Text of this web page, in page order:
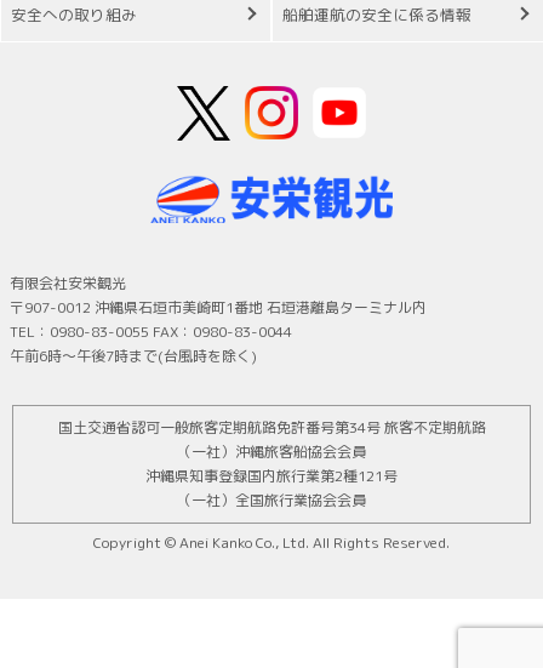
安全への取り組み 船舶運航の安全に係る情報
有限会社安栄観光
〒907-0012 沖縄県石垣市美崎町1番地 石垣港離島ターミナル内
TEL：0980-83-0055 FAX：0980-83-0044
午前6時～午後7時まで(台風時を除く)
国土交通省認可一般旅客定期航路免許番号第34号 旅客不定期航路
（一社）沖縄旅客船協会会員
沖縄県知事登録国内旅行業第2種121号
（一社）全国旅行業協会会員
Copyright © Anei Kanko Co., Ltd. All Rights Reserved.